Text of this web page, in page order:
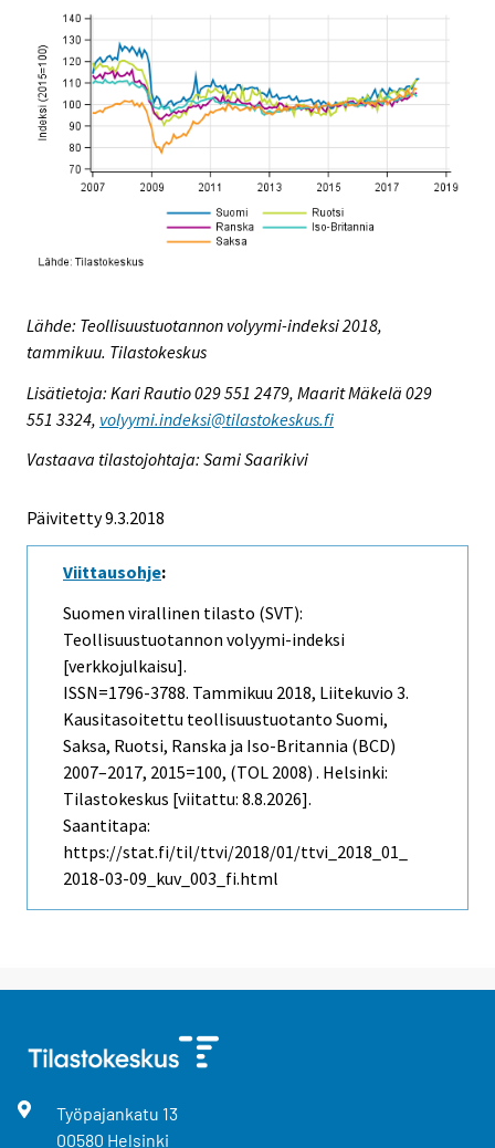
Lähde: Teollisuustuotannon volyymi-indeksi 2018,
tammikuu. Tilastokeskus
Lisätietoja: Kari Rautio 029 551 2479, Maarit Mäkelä 029
551 3324, volyymi.indeksi@tilastokeskus.fi
Vastaava tilastojohtaja: Sami Saarikivi
Päivitetty 9.3.2018
Viittausohje:
Suomen virallinen tilasto (SVT):
Teollisuustuotannon volyymi-indeksi
[verkkojulkaisu].
ISSN=1796-3788. Tammikuu 2018, Liitekuvio 3.
Kausitasoitettu teollisuustuotanto Suomi,
Saksa, Ruotsi, Ranska ja Iso-Britannia (BCD)
2007–2017, 2015=100, (TOL 2008) . Helsinki:
Tilastokeskus [viitattu: 8.8.2026].
Saantitapa:
https://stat.fi/til/ttvi/2018/01/ttvi_2018_01_
2018-03-09_kuv_003_fi.html
Työpajankatu 13
00580 Helsinki